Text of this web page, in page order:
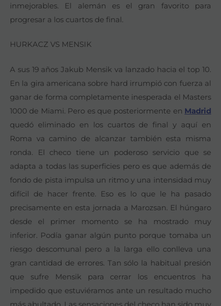
inmejorables. El alemán es el gran favorito para
progresar a los cuartos de final.
HURKACZ VS MENSIK
A sus 19 años Jakub Mensik va lanzado hacia el top 10.
En la gira americana sobre hard irrumpió con fuerza al
ganar de forma completamente inesperada el Masters
1000 de Miami. Pero es que posteriormente en Madrid
quedó eliminado en los cuartos de final y aquí en
Roma va camino de alcanzar también esta misma
ronda. El checo tiene un poderoso servicio que se
adapta a todas las superficies pero es que además de
fondo de pista impulsa un ritmo y una intensidad muy
difícil de hacer frente. Eso es lo que le ha pasado
precisamente en esta jornada a Marozsan. El húngaro
desde el primer momento se ha mostrado muy
inferior. Podía ganar algún punto porque tomaba un
riesgo descomunal pero a la larga ello conlleva una
gran cantidad de errores. Tan sólo la habitual presión
que sufre Mensik para cerrar los encuentros ha
impedido que estuviéramos ante un resultado mucho